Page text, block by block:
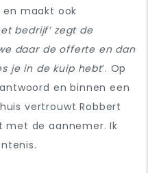
maakt ook
bedrijf’ zegt de
daar de offerte en dan
je in de kuip hebt’. Op
en binnen een
vertrouwt Robbert
de aannemer. Ik